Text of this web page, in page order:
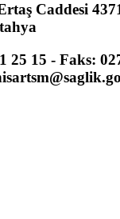
Caddesi
25 15 - Faks: